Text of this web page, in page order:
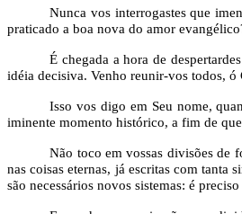
Nunca vos interrogastes que
praticado a boa nova do amor
É chegada a hora de
idéia decisiva. Venho reunir-vos todos,
Isso vos digo em Seu nome,
iminente momento histórico, a fim de
Não toco em vossas divisões de
nas coisas eternas, já escritas com tanta
são necessários novos sistemas: é